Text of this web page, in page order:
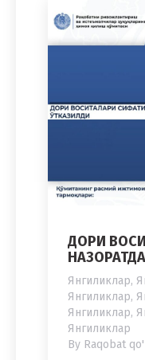
ДОРИ
Янгиликлар,
Янгиликлар,
Янгиликлар,
Янгиликлар
By Raqobat